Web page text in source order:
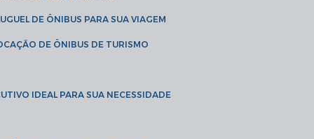
DE ÔNIBUS PARA SUA VIAGEM
DE ÔNIBUS DE TURISMO
IDEAL PARA SUA NECESSIDADE